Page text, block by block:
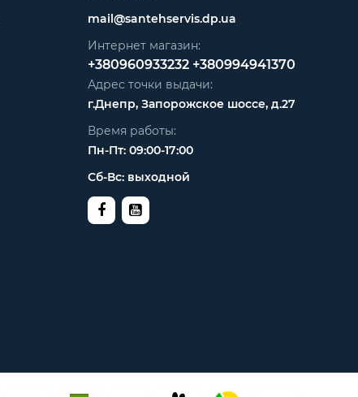
mail@santehservis.dp.ua
Интернет магазин:
+380960933232 +380994941370
Адрес точки выдачи:
г.Днепр, Запорожское шоссе, д.27
Время работы:
Пн-Пт: 09:00-17:00
Сб-Вс: выходной